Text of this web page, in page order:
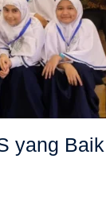
yang Baik